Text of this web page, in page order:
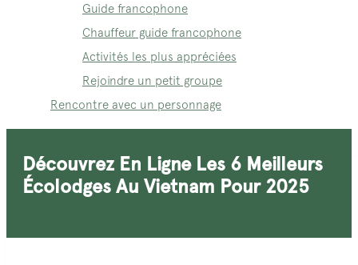
Guide francophone
Chauffeur guide francophone
Activités les plus appréciées
Rejoindre un petit groupe
Rencontre avec un personnage
Découvrez En Ligne Les 6 Meilleurs
Écolodges Au Vietnam Pour 2025